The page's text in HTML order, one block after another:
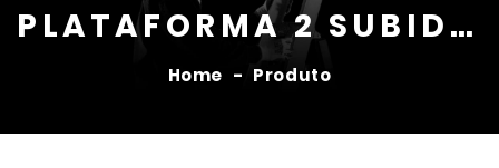
PLATAFORMA 2 SUBIDAS
Home - Produto